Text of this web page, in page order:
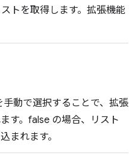
トを取得します。拡張機能
動で選択することで、拡張
す。false の場合、リスト
まれます。